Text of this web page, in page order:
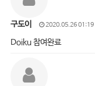
구도이 2020.05.26 01:19
Doiku 참여완료